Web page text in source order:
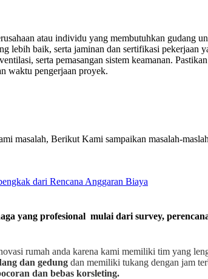
atau individu yang membutuhkan gudang
lebih baik, serta jaminan dan sertifikasi pekerjaan
serta pemasangan sistem keamanan.
waktu pengerjaan proyek.
masalah, Berikut Kami sampaikan masalah-
dari Rencana Anggaran Biaya
yang profesional mulai dari survey,
rumah anda karena kami memiliki tim yang
dan gedung dan memiliki tukang dengan jam
dan bebas korsleting.